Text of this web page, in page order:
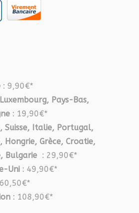
: 9,90€*
Pays-Bas,
: 19,90€*
Suisse, Italie, Portugal,
Hongrie, Grèce, Croatie,
Bulgarie : 29,90€*
Uni : 49,90€*
: 108,90€*